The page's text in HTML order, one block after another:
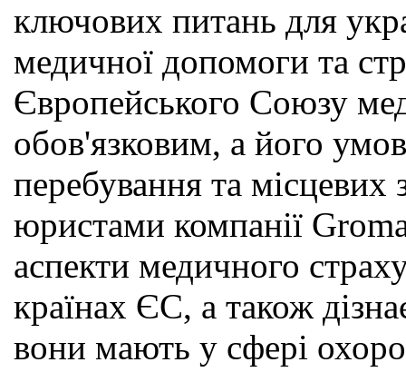
ключових питань для
медичної допомоги та
Європейського Союзу
обов'язковим, а його
перебування та місцевих
юристами компанії
аспекти медичного
країнах ЄС, а також
вони мають у сфері